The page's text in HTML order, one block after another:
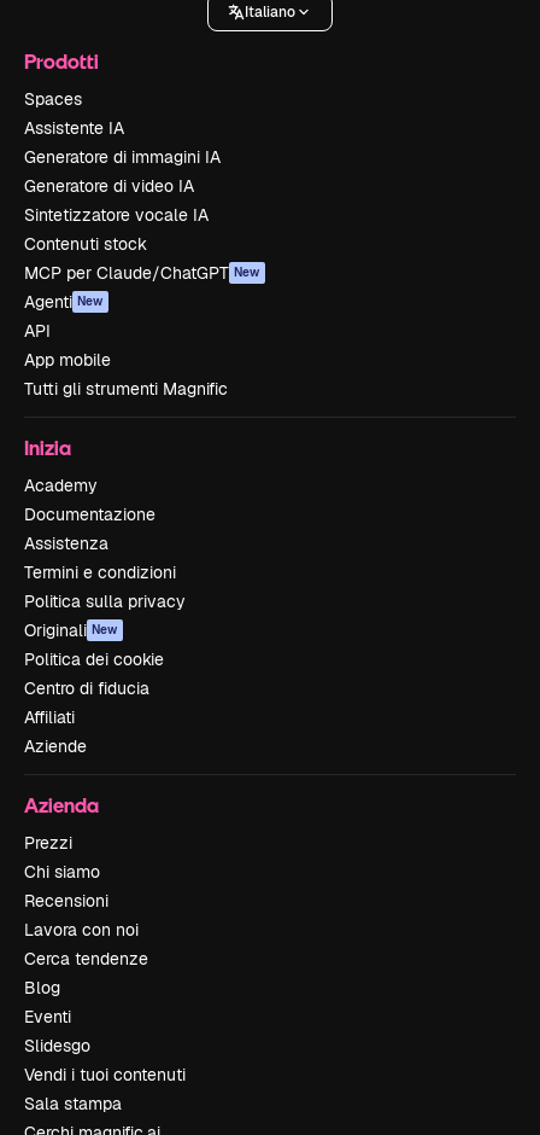
Italiano
Prodotti
Spaces
Assistente IA
Generatore di immagini IA
Generatore di video IA
Sintetizzatore vocale IA
Contenuti stock
MCP per Claude/ChatGPT New
Agenti New
API
App mobile
Tutti gli strumenti Magnific
Inizia
Academy
Documentazione
Assistenza
Termini e condizioni
Politica sulla privacy
Originali New
Politica dei cookie
Centro di fiducia
Affiliati
Aziende
Azienda
Prezzi
Chi siamo
Recensioni
Lavora con noi
Cerca tendenze
Blog
Eventi
Slidesgo
Vendi i tuoi contenuti
Sala stampa